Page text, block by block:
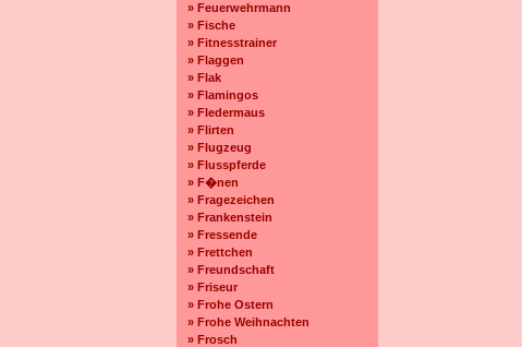
» Feuerwehrmann
» Fische
» Fitnesstrainer
» Flaggen
» Flak
» Flamingos
» Fledermaus
» Flirten
» Flugzeug
» Flusspferde
» F�nen
» Fragezeichen
» Frankenstein
» Fressende
» Frettchen
» Freundschaft
» Friseur
» Frohe Ostern
» Frohe Weihnachten
» Frosch